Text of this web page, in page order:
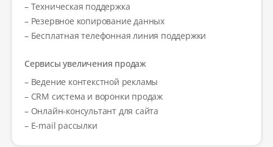
– Техническая поддержка
– Резервное копирование данных
– Бесплатная телефонная линия поддержки
Сервисы увеличения продаж
– Ведение контекстной рекламы
– CRM система и воронки продаж
– Онлайн-консультант для сайта
– E-mail рассылки